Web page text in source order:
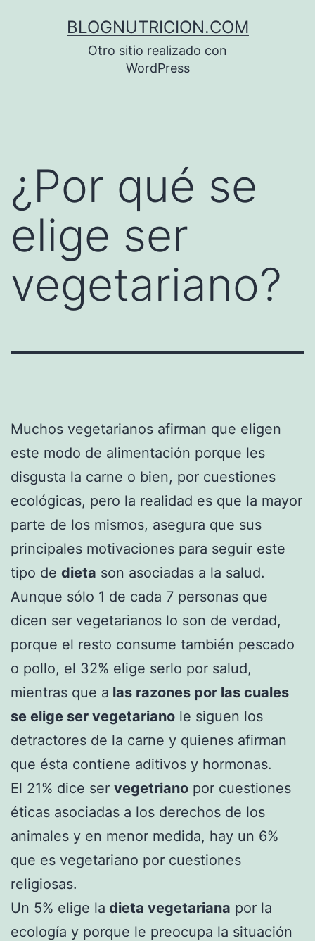
BLOGNUTRICION.COM
Otro sitio realizado con
WordPress
¿Por qué se
elige ser
vegetariano?
Muchos vegetarianos afirman que eligen
este modo de alimentación porque les
disgusta la carne o bien, por cuestiones
ecológicas, pero la realidad es que la mayor
parte de los mismos, asegura que sus
principales motivaciones para seguir este
tipo de dieta son asociadas a la salud.
Aunque sólo 1 de cada 7 personas que
dicen ser vegetarianos lo son de verdad,
porque el resto consume también pescado
o pollo, el 32% elige serlo por salud,
mientras que a las razones por las cuales
se elige ser vegetariano le siguen los
detractores de la carne y quienes afirman
que ésta contiene aditivos y hormonas.
El 21% dice ser vegetriano por cuestiones
éticas asociadas a los derechos de los
animales y en menor medida, hay un 6%
que es vegetariano por cuestiones
religiosas.
Un 5% elige la dieta vegetariana por la
ecología y porque le preocupa la situación